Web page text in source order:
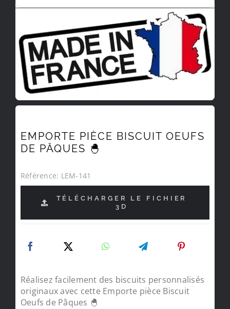
EMPORTE PIÈCE BISCUIT OEUFS
DE PÂQUES 🐣
Référence: LEM-141
TÉLÉCHARGER LE FICHIER
3D
Réalisez facilement des biscuits personnalisés
originaux avec cette Emporte pièce Biscuit
Oeufs de Pâques 🐣